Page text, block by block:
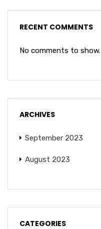
RECENT COMMENTS
No comments to show.
ARCHIVES
September 2023
August 2023
CATEGORIES